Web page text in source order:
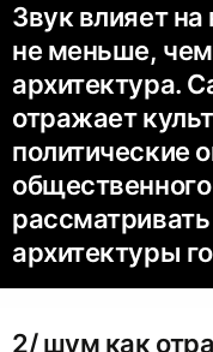
Звук влияет на
не меньше,
архитектура.
отражает
политические
архитектуры
2/ шум как